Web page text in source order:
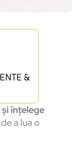
&
înțelege
a lua o